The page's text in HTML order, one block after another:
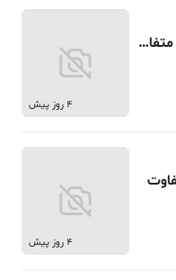
75 متر، ساقدوش، بوستان، در متراژ متفاوت ساقدوش
4 روز پیش
4 روز پیش